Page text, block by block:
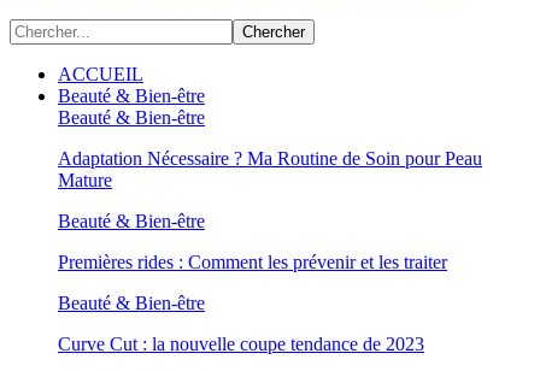
ACCUEIL
Beauté & Bien-être
Beauté & Bien-être
Adaptation Nécessaire ? Ma Routine de Soin pour Peau
Mature
Beauté & Bien-être
Premières rides : Comment les prévenir et les traiter
Beauté & Bien-être
Curve Cut : la nouvelle coupe tendance de 2023